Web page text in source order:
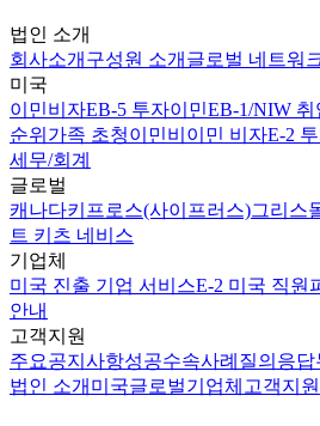
법인 소개
회사소개 구성원 소개 글로벌 네트워
미국
이민비자EB-5 투자이민EB-1/NIW 취
순위 가족 초청이민비이민 비자E-2
세무/회계
글로벌
캐나다키프로스(사이프러스)그리스
트 키츠 네비스
기업체
미국 진출 기업 서비스E-2 미국 직원
안내
고객지원
주요공지사항성공수속사례 질의응답
법인 소개 미국글로벌기업체 고객지원